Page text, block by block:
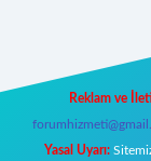
Reklam ve
Yasal Uyarı: